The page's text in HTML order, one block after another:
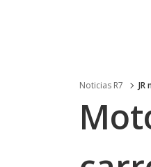
Noticias R7 JR